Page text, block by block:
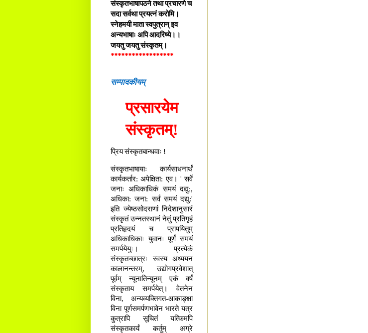
संस्कृतभाषापठने तथा प्रचारणे च
सदा सर्वथा प्रयत्नं करोमि।
स्नेहमयी माता स्वपुत्रान् इव
अन्यभाषाः अपि आदरिष्ये।।
जयतु जयतु संस्कृतम्।
******************
सम्पादकीयम्
प्रसारयेम
संस्कृतम्!
प्रिय संस्कृतबान्धवाः !
संस्कृतभाषायाः कार्यसाधनार्थं
कार्यकर्तार: अपेक्षिता: एव। ' सर्वे
जनाः अधिकाधिकं समयं दद्यु:,
अधिका: जना: सर्वं समयं दद्यु:'
इति ज्येष्ठसोदराणां निदेशानुसारं
संस्कृतं उन्नतस्थानं नेतुं प्रतिगृहं
प्रतिहृदयं च प्रापयितुम्
अधिकाधिकाः युवानः पूर्णं समयं
समर्पयेयुः। प्रत्येकं
संस्कृतच्छात्रः स्वस्य अध्ययन
कालानन्तरम्, उद्योगप्रवेशात्
पूर्वम् न्यूनातिन्यूनम् एकं वर्षं
संस्कृताय समर्पयेत्। वेतनेन
विना, अन्यव्यक्तिगत-आकाङ्क्षा
विना पूर्णसमर्पणभावेन भारते यत्र
कुत्रापि सूचितं यत्किमपि
संस्कृतकार्यं कर्तुम् अग्रे